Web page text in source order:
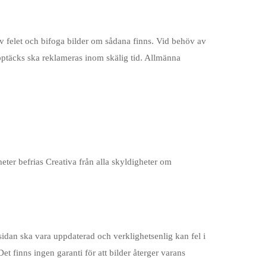
och bifoga bilder om sådana finns. Vid behöv av
ska reklameras inom skälig tid. Allmänna
befrias Creativa från alla skyldigheter om
ska vara uppdaterad och verklighetsenlig kan fel i
finns ingen garanti för att bilder återger varans